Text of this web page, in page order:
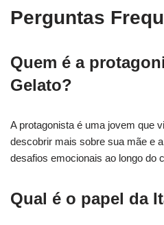
Perguntas
Quem é a
Gelato?
A protagonista é uma jovem que
descobrir mais sobre sua mãe e
desafios emocionais ao longo do
Qual é o papel da